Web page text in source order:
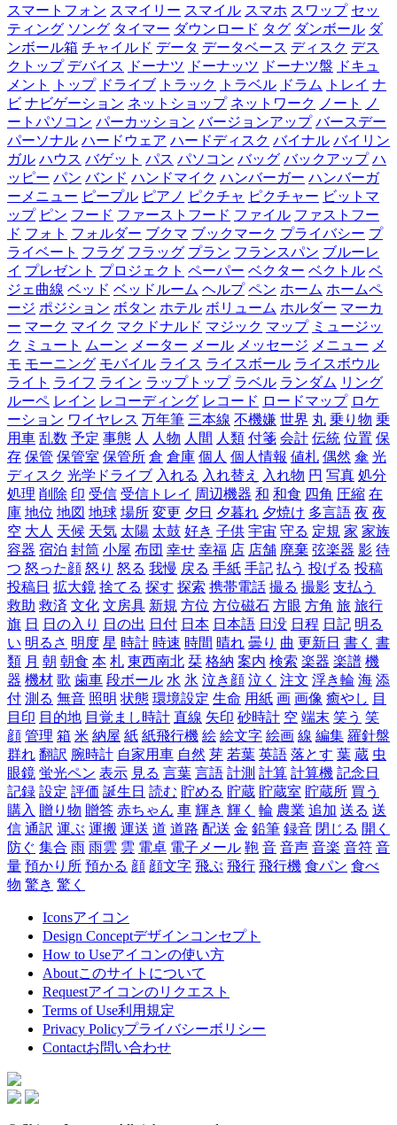
スマートフォン スマイリー スマイル スマホ スワップ セッ
ティング ソング タイマー ダウンロード タグ ダンボール ダ
ンボール箱 チャイルド データ データベース ディスク デス
クトップ デバイス ドーナツ ドーナッツ ドーナツ盤 ドキュ
メント
トップ ドライブ トラック トラベル ドラム トレイ ナ
ビ ナビゲーション ネットショップ ネットワーク ノート
ノ
ートパソコン パーカッション バージョンアップ バースデー
パーソナル ハードウェア ハードディスク バイナル バイリン
ガル ハウス バゲット パス パソコン バッグ バックアップ ハ
ッピー パン バンド ハンドマイク ハンバーガー ハンバーガ
ーメニュー ピープル ピアノ ピクチャ ピクチャー ビットマ
ップ ピン フード ファーストフード ファイル ファストフー
ド フォト フォルダー ブクマ ブックマーク プライバシー プ
ライベート フラグ フラッグ プラン フランスパン ブルーレ
イ プレゼント プロジェクト ペーパー ベクター ベクトル ベ
ジェ曲線 ベッド ベッドルーム ヘルプ ペン ホーム ホームペ
ージ ポジション ボタン ホテル ボリューム ホルダー マーカ
ー マーク マイク マクドナルド マジック マップ ミュージッ
ク ミュート ムーン メーター メール メッセージ メニュー メ
モ モーニング モバイル ライス ライスボール ライスボウル
ライト ライフ ライン ラップトップ ラベル ランダム リング
ルーペ レイン レコーディング レコード ロードマップ ロケ
ーション ワイヤレス 万年筆 三本線 不機嫌 世界 丸 乗り物 乗
用車 乱数 予定 事態 人 人物 人間 人類 付箋 会計 伝統 位置 保
存 保管 保管室 保管所 倉 倉庫 個人 個人情報 値札 偶然 傘 光
ディスク 光学ドライブ 入れる 入れ替え 入れ物 円 写真 処分
処理 削除 印 受信 受信トレイ 周辺機器 和 和食 四角 圧縮 在
庫 地位 地図 地球 場所 変更 夕日 夕暮れ 夕焼け 多言語 夜 夜
空 大人 天候 天気 太陽 太鼓 好き 子供 宇宙 守る 定規 家 家族
容器 宿泊 封筒 小屋 布団 幸せ 幸福 店 店舗 廃棄 弦楽器 影 待
つ 怒った顔 怒り 怒る 我慢 戻る 手紙 手記 払う 投げる 投稿
投稿日 拡大鏡 捨てる 探す 探索 携帯電話 撮る 撮影 支払う
救助 救済 文化 文房具 新規 方位 方位磁石 方眼 方角 旅 旅行
旗 日 日の入り 日の出 日付 日本 日本語 日没 日程 日記 明る
い 明るさ 明度 星 時計 時速 時間 晴れ 曇り 曲 更新日 書く 書
類 月 朝 朝食 本 札 東西南北 栞 格納 案内 検索 楽器 楽譜 機
器 機材 歌 歯車 段ボール 水 氷 泣き顔 泣く 注文 浮き輪 海 添
付 測る 無音 照明 状態 環境設定 生命 用紙 画 画像 癒やし 目
目印 目的地 目覚まし時計 直線 矢印 砂時計 空 端末 笑う 笑
顔 管理 箱 米 納屋 紙 紙飛行機 絵 絵文字 絵画 線 編集 羅針盤
群れ 翻訳 腕時計 自家用車 自然 芽 若葉 英語 落とす 葉 蔵 虫
眼鏡 蛍光ペン 表示 見る 言葉 言語 計測 計算 計算機 記念日
記録 設定 評価 誕生日 読む 貯める 貯蔵 貯蔵室 貯蔵所 買う
購入 贈り物 贈答 赤ちゃん 車 輝き 輝く 輪 農業 追加 送る 送
信 通訳 運ぶ 運搬 運送 道 道路 配送 金 鉛筆 録音 閉じる 開く
防ぐ 集合 雨 雨雲 雲 電卓 電子メール 鞄 音 音声 音楽 音符 音
量 預かり所 預かる 顔 顔文字 飛ぶ 飛行 飛行機 食パン 食べ
物 驚き 驚く
Iconsアイコン
Design Conceptデザインコンセプト
How to Useアイコンの使い方
Aboutこのサイトについて
Requestアイコンのリクエスト
Terms of Use利用規定
Privacy Policyプライバシーボリシー
Contactお問い合わせ